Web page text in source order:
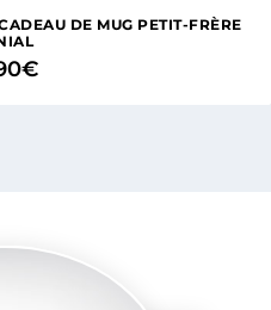
DE MUG PETIT-FRÈRE
€